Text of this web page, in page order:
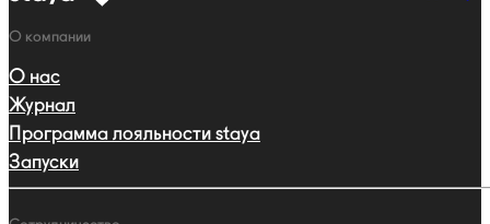
Навигация
О компании
О нас
Журнал
Программа лояльности staya
Запуски